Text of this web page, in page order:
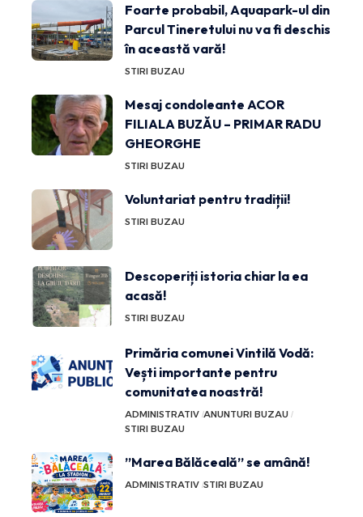
Foarte probabil, Aquapark-ul din
Parcul Tineretului nu va fi deschis
în această vară!
STIRI BUZAU
Mesaj condoleante ACOR
FILIALA BUZĂU – PRIMAR RADU
GHEORGHE
STIRI BUZAU
Voluntariat pentru tradiții!
STIRI BUZAU
Descoperiți istoria chiar la ea
acasă!
STIRI BUZAU
Primăria comunei Vintilă Vodă:
Vești importante pentru
comunitatea noastră!
ADMINISTRATIV ANUNTURI BUZAU
STIRI BUZAU
”Marea Bălăceală” se amână!
ADMINISTRATIV STIRI BUZAU